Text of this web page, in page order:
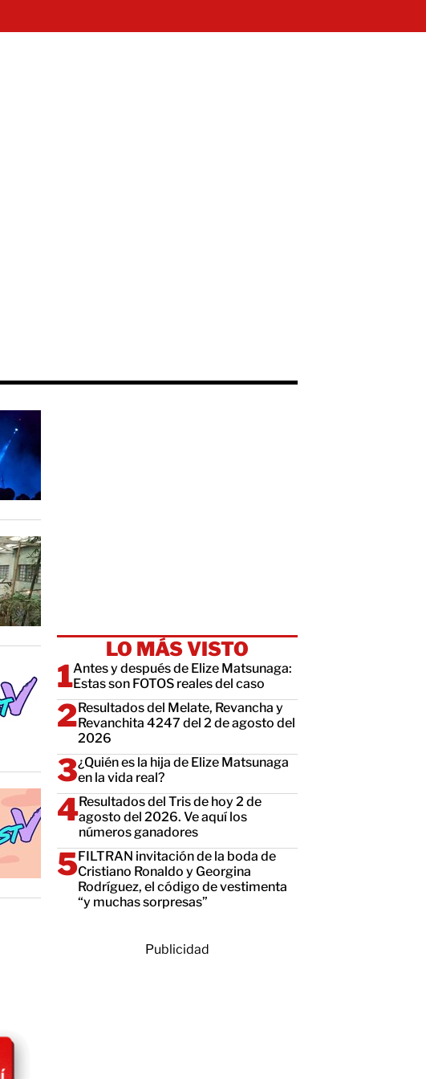
LO MÁS VISTO
Antes y después de Elize Matsunaga:
Estas son FOTOS reales del caso
Resultados del Melate, Revancha y
Revanchita 4247 del 2 de agosto del
2026
¿Quién es la hija de Elize Matsunaga
en la vida real?
Resultados del Tris de hoy 2 de
agosto del 2026. Ve aquí los
números ganadores
FILTRAN invitación de la boda de
Cristiano Ronaldo y Georgina
Rodríguez, el código de vestimenta
“y muchas sorpresas”
Publicidad